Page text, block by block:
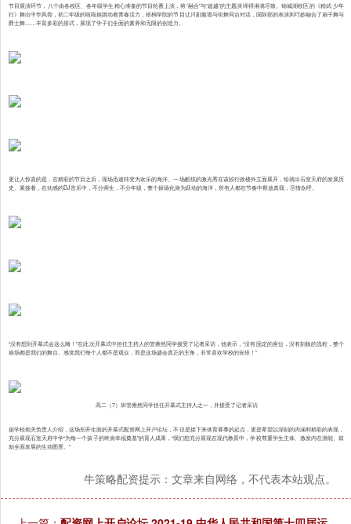
节目展演环节，八个由各校区、各年级学生精心准备的节目轮番上演，将“融合”与“超越”的主题演绎得淋漓尽致。锦城湖校区的《精武·少年
行》舞出中华风骨，初二年级的啦啦操跳动着青春活力，梧桐学院的节目让川剧脸谱与街舞同台对话，国际部的表演则巧妙融合了扇子舞与
爵士舞……丰富多彩的形式，展现了学子们全面的素养和无限的创造力。
更让人惊喜的是，在精彩的节目之后，现场迅速转变为欢乐的海洋。一场酷炫的激光秀在该校行政楼外立面展开，绘就出石室天府的发展历
史。紧接着，在动感的DJ音乐中，不分师生，不分年级，整个操场化身为跃动的海洋，所有人都在节奏中释放真我，尽情欢呼。
“没有想到开幕式会这么嗨！”在此次开幕式中担任主持人的管雍然同学接受了记者采访，他表示，“没有固定的座位，没有刻板的流程，整个
操场都是我们的舞台。感觉我们每个人都不是观众，而是这场盛会真正的主角，非常喜欢学校的安排！”
高二（7）班管雍然同学担任开幕式主持人之一，并接受了记者采访
据学校相关负责人介绍，这场别开生面的开幕式配资网上开户论坛，不仅是接下来体育赛事的起点，更是希望以深刻的内涵和精彩的表现，
充分展现石室天府中学“为每一个孩子的终身幸福奠基”的育人成果，“我们想充分展现在现代教育中，学校尊重学生主体、激发内在潜能、鼓
励全面发展的生动图景。”
牛策略配资提示：文章来自网络，不代表本站观点。